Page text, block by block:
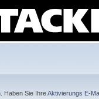
. Haben Sie IhreAktivierungs E-